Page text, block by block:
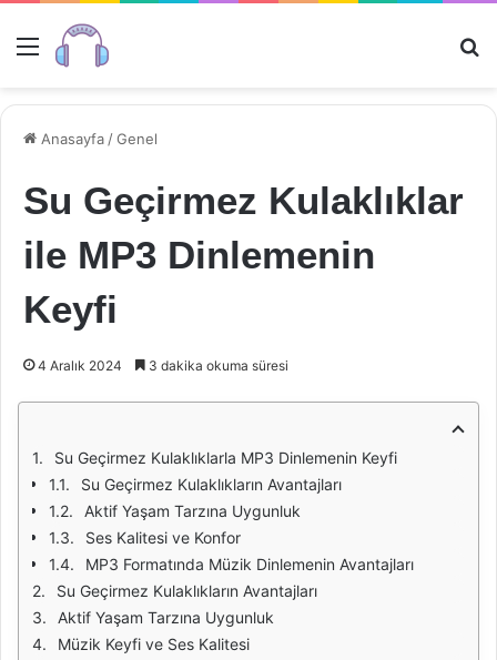
Menü
Anasayfa /Genel
Su Geçirmez Kulaklıklar
ile MP3 Dinlemenin
Keyfi
4 Aralık 2024 3 dakika okuma süresi
Su Geçirmez Kulaklıklarla MP3 Dinlemenin Keyfi
Su Geçirmez Kulaklıkların Avantajları
Aktif Yaşam Tarzına Uygunluk
Ses Kalitesi ve Konfor
MP3 Formatında Müzik Dinlemenin Avantajları
Su Geçirmez Kulaklıkların Avantajları
Aktif Yaşam Tarzına Uygunluk
Müzik Keyfi ve Ses Kalitesi